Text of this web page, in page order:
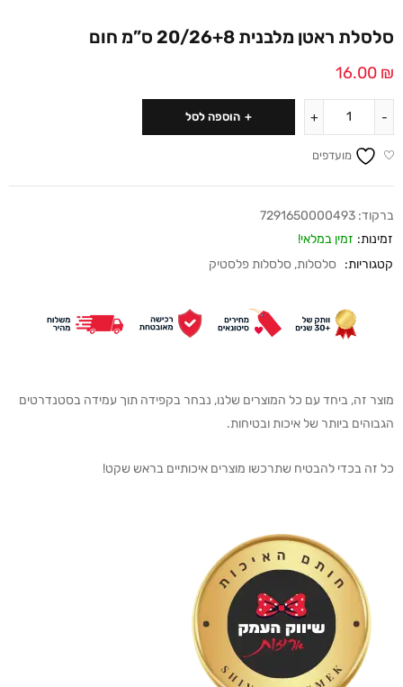
סלסלת ראטן מלבנית 20/26+8 ס”מ חום
16.00 ₪
הוספה לסל
מועדפים
ברקוד: 7291650000493
זמינות: זמין במלאי!
קטגוריות:
סלסלות, סלסלות פלסטיק
מוצר זה, ביחד עם כל המוצרים שלנו, נבחר בקפידה תוך עמידה בסטנדרטים
הגבוהים ביותר של איכות ובטיחות.
כל זה בכדי להבטיח שתרכשו מוצרים איכותיים בראש שקט!